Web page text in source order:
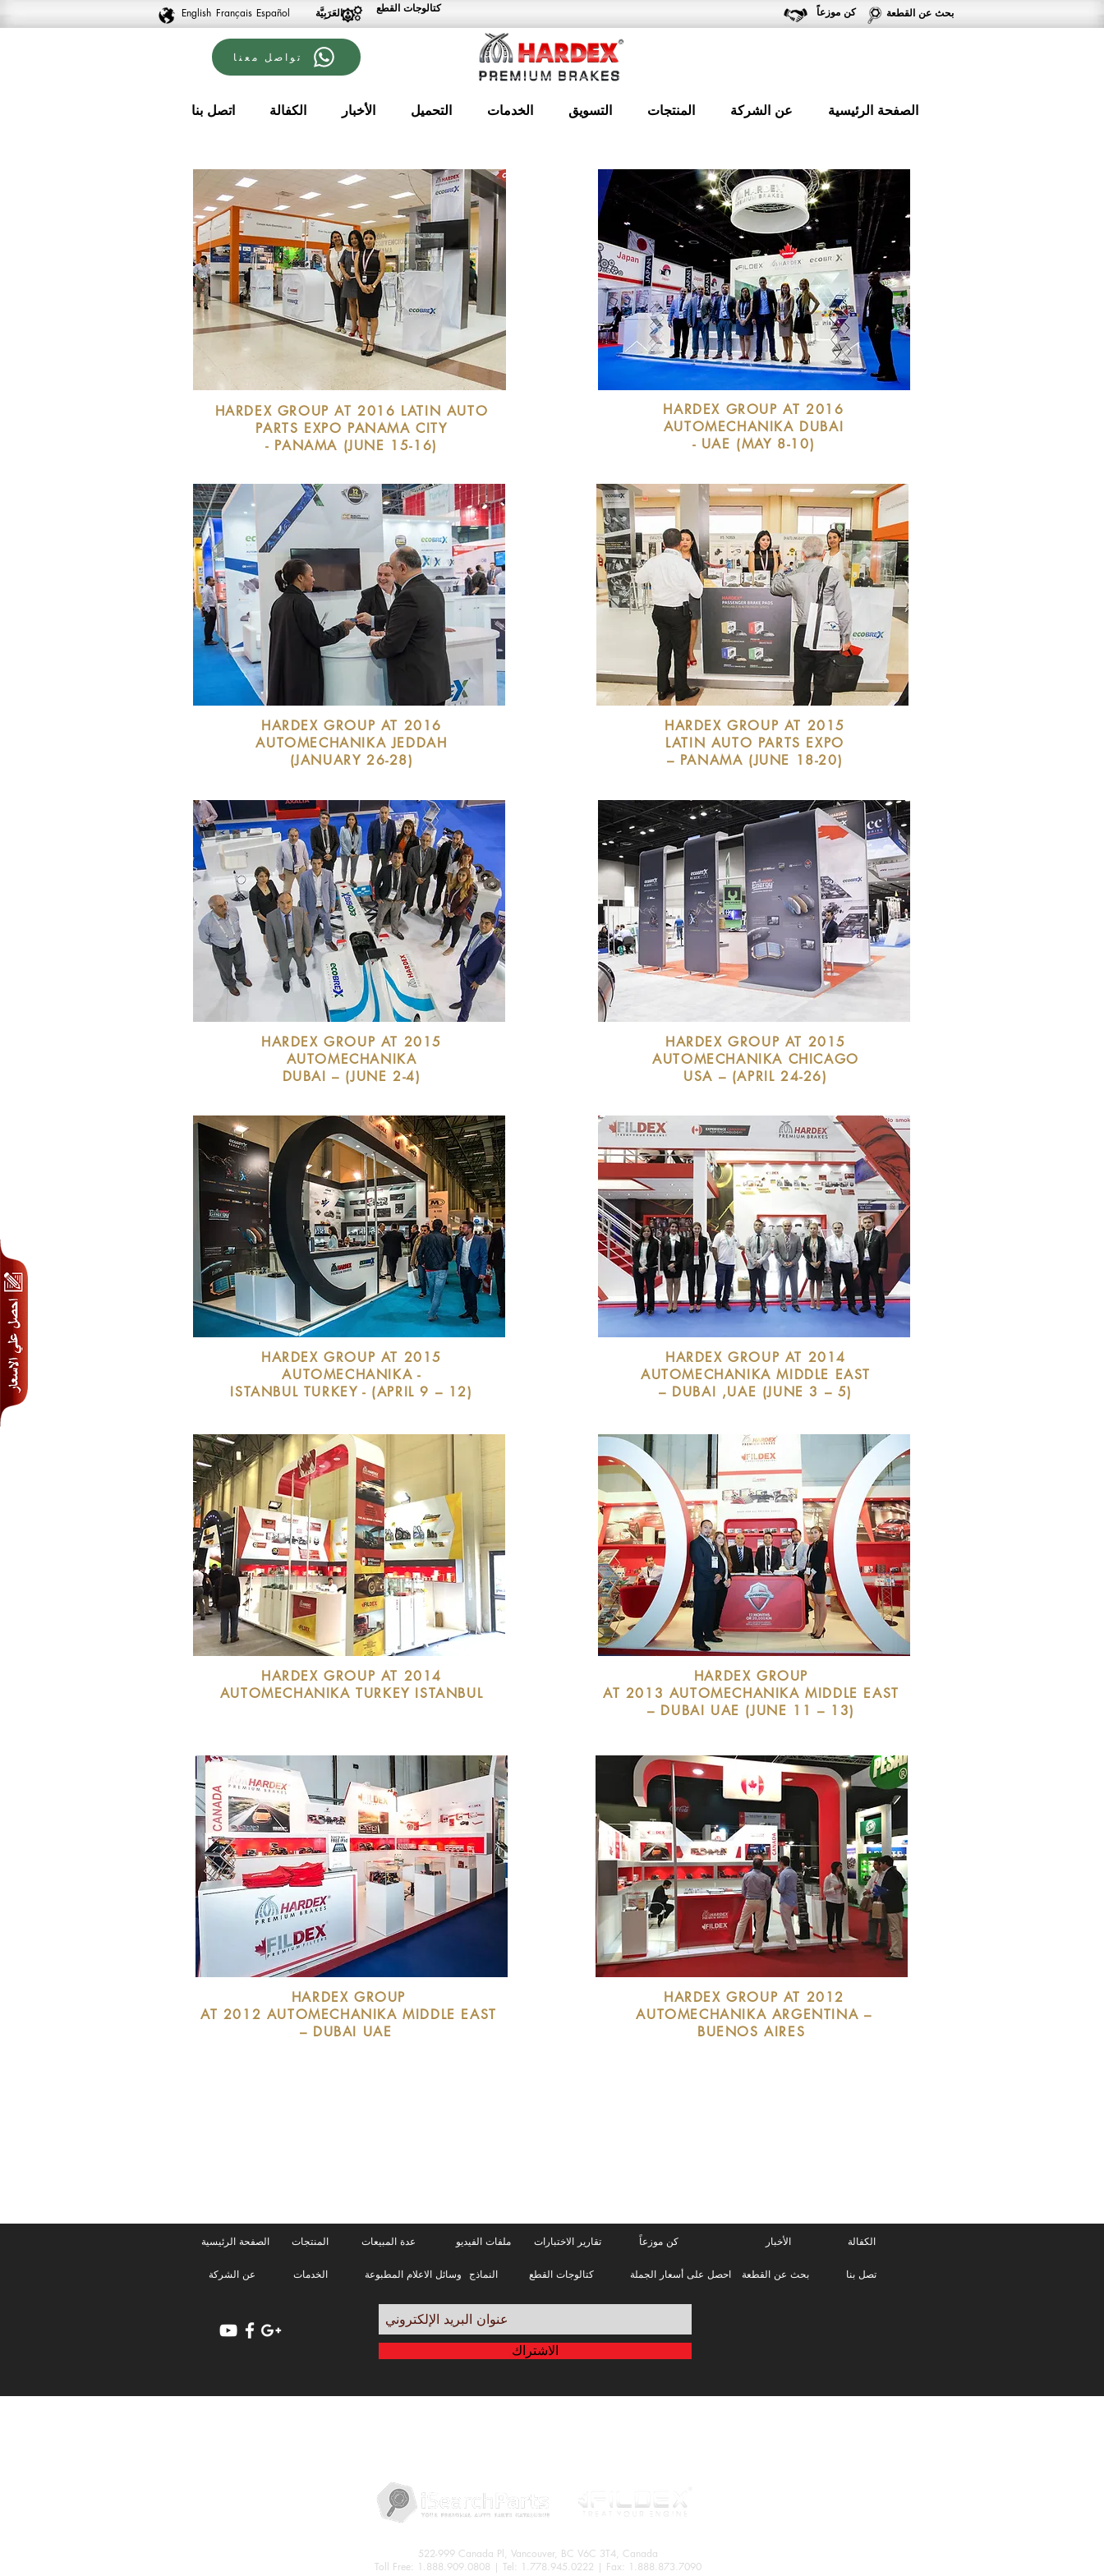
English Français Español العَرَبِيَّة‎‎ كتالوجات القطع كن موزعاً بحث عن القطعة
تواصل معنا
HARDEX GROUP AT 2016 LATIN AUTO
PARTS EXPO PANAMA CITY
- PANAMA (JUNE 15-16)
HARDEX GROUP AT 2016
AUTOMECHANIKA DUBAI
- UAE (MAY 8-10)
HARDEX GROUP AT 2016
AUTOMECHANIKA JEDDAH
(JANUARY 26-28)
HARDEX GROUP AT 2015
LATIN AUTO PARTS EXPO
– PANAMA (JUNE 18-20)
HARDEX GROUP AT 2015
AUTOMECHANIKA
DUBAI – (JUNE 2-4)
HARDEX GROUP AT 2015
AUTOMECHANIKA CHICAGO
USA – (APRIL 24-26)
HARDEX GROUP AT 2015
AUTOMECHANIKA -
ISTANBUL TURKEY - (APRIL 9 – 12)
HARDEX GROUP AT 2014
AUTOMECHANIKA MIDDLE EAST
– DUBAI ,UAE (JUNE 3 – 5)
HARDEX GROUP AT 2014
AUTOMECHANIKA TURKEY ISTANBUL
HARDEX GROUP
AT 2013 AUTOMECHANIKAMIDDLE EAST
– DUBAI UAE (JUNE 11 – 13)
HARDEX GROUP
AT 2012 AUTOMECHANIKAMIDDLE EAST
– DUBAI UAE
HARDEX GROUP AT 2012
AUTOMECHANIKA ARGENTINA –
BUENOS AIRES
الصفحة الرئيسية عن الشركة المنتجات التسويق الخدمات التحميل الأخبار الكفالة اتصل بنا
الاشتراك
الصفحة الرئيسية المنتجات
عن الشركة الخدمات
عدة المبيعات ملفات الفيديو تقارير الاختبارات كن موزعاً الأخبار
وسائل الاعلام المطبوعة النماذج كتالوجات القطع احصل على أسعار الجملة بحث عن القطعة
الكفالة
تصل بنا
522-999 Canada Pl, Vancouver, BC V6C 3T4, Canada
Toll Free: 1.888.909.0808 | Tel: 1.778.945.0222 | Fax: 1.888.873.7090